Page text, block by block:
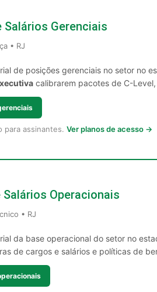
Salários Gerenciais
• RJ
de posições gerenciais no setor no
calibrarem pacotes de C-
para assinantes. Ver planos de acesso →
Operacionais
• RJ
da base operacional do setor no
de cargos e salários e políticas de